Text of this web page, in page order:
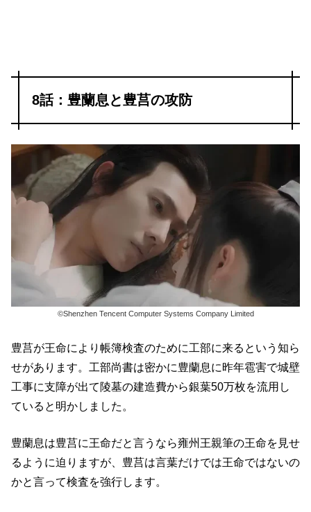
8話：豊蘭息と豊莒の攻防
©Shenzhen Tencent Computer Systems Company Limited
豊莒が王命により帳簿検査のために工部に来るという知ら
せがあります。工部尚書は密かに豊蘭息に昨年雹害で城壁
工事に支障が出て陵墓の建造費から銀葉50万枚を流用し
ていると明かしました。
豊蘭息は豊莒に王命だと言うなら雍州王親筆の王命を見せ
るように迫りますが、豊莒は言葉だけでは王命ではないの
かと言って検査を強行します。